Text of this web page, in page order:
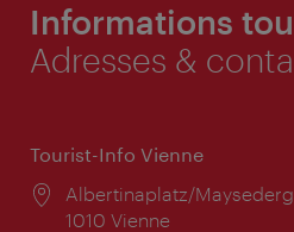
Informations
Adresses &
Tourist-Info Vienne
Lieu:
Albertinaplatz/
1010 Vienne